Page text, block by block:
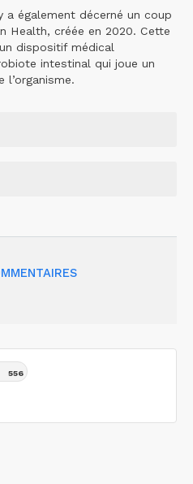
a également décerné un coup
Health, créée en 2020. Cette
dispositif médical
intestinal qui joue un
l’organisme.
556